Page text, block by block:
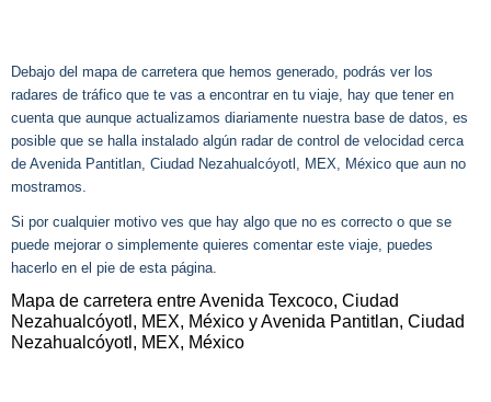
Debajo del mapa de carretera que hemos generado, podrás ver los
radares de tráfico que te vas a encontrar en tu viaje, hay que tener en
cuenta que aunque actualizamos diariamente nuestra base de datos, es
posible que se halla instalado algún radar de control de velocidad cerca
de Avenida Pantitlan, Ciudad Nezahualcóyotl, MEX, México que aun no
mostramos.
Si por cualquier motivo ves que hay algo que no es correcto o que se
puede mejorar o simplemente quieres comentar este viaje, puedes
hacerlo en el pie de esta página.
Mapa de carretera entre Avenida Texcoco, Ciudad
Nezahualcóyotl, MEX, México y Avenida Pantitlan, Ciudad
Nezahualcóyotl, MEX, México